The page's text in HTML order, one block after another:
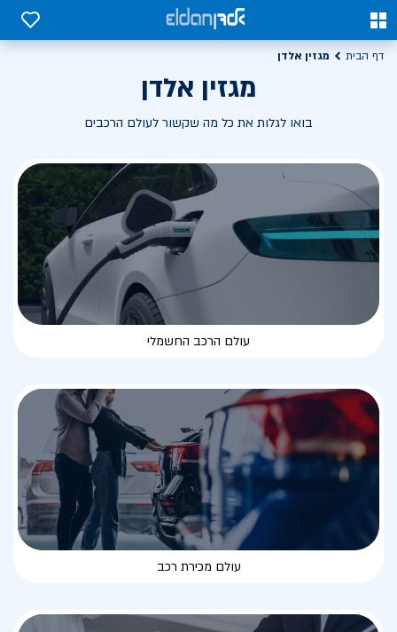
0
0
דף הבית מגזין אלדן
מגזין אלדן
בואו לגלות את כל מה שקשור לעולם הרכבים
עולם הרכב החשמלי
עולם מכירת רכב